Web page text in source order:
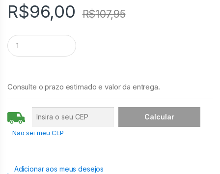
g
er
R$96,00 R$107,95
Q
u
a
i
d
e
Consulte o prazo estimado e valor da entrega.
Não sei meu CEP
Adicionar aos meus desejos